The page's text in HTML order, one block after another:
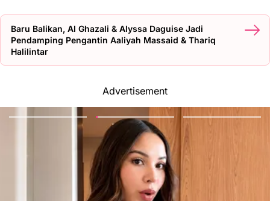
Baru Balikan, Al Ghazali & Alyssa Daguise Jadi
Pendamping Pengantin Aaliyah Massaid & Thariq
Halilintar
Advertisement